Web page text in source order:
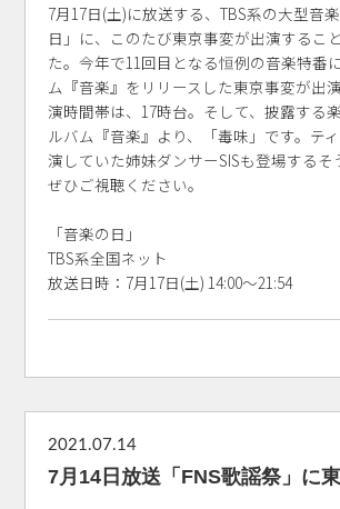
7月17日(土)に放送する、TBS系の大型音
日」に、このたび東京事変が出演するこ
た。今年で11回目となる恒例の音楽特番
ム『音楽』をリリースした東京事変が出
演時間帯は、17時台。そして、披露する
ルバム『音楽』より、「毒味」です。テ
演していた姉妹ダンサーSISも登場するそ
ぜひご視聴ください。
「音楽の日」
TBS系全国ネット
放送日時：7月17日(土) 14:00～21:54
2021.07.14
7月14日放送「FNS歌謡祭」に